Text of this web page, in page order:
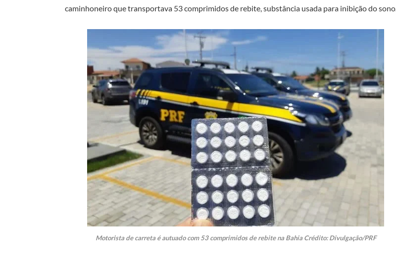
caminhoneiro que transportava 53 comprimidos de rebite, substância usada para inibição do sono.
Motorista de carreta é autuado com 53 comprimidos de rebite na Bahia Crédito: Divulgação/PRF